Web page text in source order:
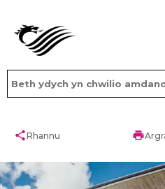
shareRhannu print